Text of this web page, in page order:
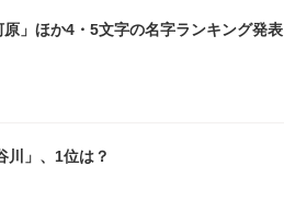
」ほか4・5文字の名字ランキング発表
川」、1位は？